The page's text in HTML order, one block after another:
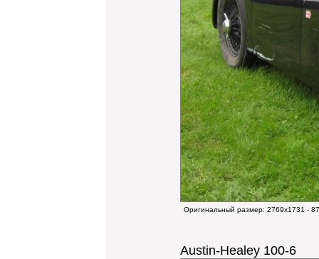
Оригинальный размер: 2769x1731 -
Austin-Healey 100-6